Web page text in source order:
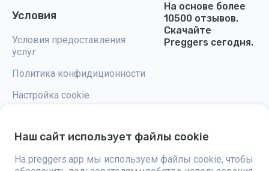
Условия
Условия предоставления
услуг
Политика конфидиционности
Настройка cookie
На основе более
10500 отзывов.
Скачайте
Preggers сегодня.
Preggers — это приложение, разработанное шведской компанией
Наш сайт использует файлы cookie
На preggers.app мы используем файлы cookie, чтобы